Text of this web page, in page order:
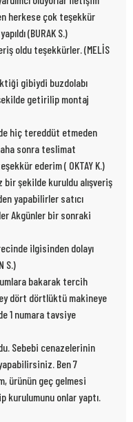
herkese çok teşekkür
(BURAK S.)
oldu teşekkürler. (MELİS
gibiydi buzdolabı
getirilip montaj
hiç tereddüt etmeden
sonra teslimat
ederim ( OKTAY K.)
bir şekilde kuruldu alışveriş
yapabilirler satıcı
Akgünler bir sonraki
ilgisinden dolayı
S.)
bakarak tercih
dört dörtlüktü makineye
1 numara tavsiye
Sebebi cenazelerinin
Ben 7
ürünün geç gelmesi
kurulumunu onlar yaptı.